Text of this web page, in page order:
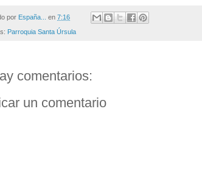
por España... en 7:16
Parroquia Santa Úrsula
comentarios:
un comentario